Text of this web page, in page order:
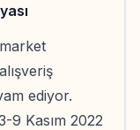
ediyor.
9 Kasım 2022